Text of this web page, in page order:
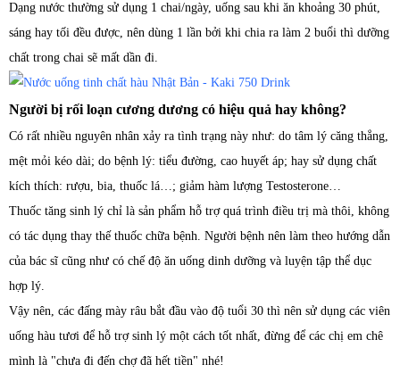
Dạng nước thường sử dụng 1 chai/ngày, uống sau khi ăn khoảng 30 phút,
sáng hay tối đều được, nên dùng 1 lần bởi khi chia ra làm 2 buổi thì dưỡng
chất trong chai sẽ mất dần đi.
Người bị rối loạn cương dương có hiệu quả hay không?
Có rất nhiều nguyên nhân xảy ra tình trạng này như: do tâm lý căng thẳng,
mệt mỏi kéo dài; do bệnh lý: tiểu đường, cao huyết áp; hay sử dụng chất
kích thích: rượu, bia, thuốc lá…; giảm hàm lượng Testosterone…
Thuốc tăng sinh lý chỉ là sản phẩm hỗ trợ quá trình điều trị mà thôi, không
có tác dụng thay thế thuốc chữa bệnh. Người bệnh nên làm theo hướng dẫn
của bác sĩ cũng như có chế độ ăn uống dinh dưỡng và luyện tập thể dục
hợp lý.
Vậy nên, các đấng mày râu bắt đầu vào độ tuổi 30 thì nên sử dụng các viên
uống hàu tươi để hỗ trợ sinh lý một cách tốt nhất, đừng để các chị em chê
mình là "chưa đi đến chợ đã hết tiền" nhé!